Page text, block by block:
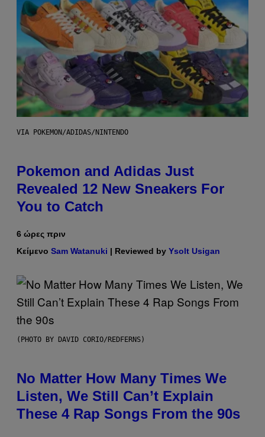
VIA POKEMON/ADIDAS/NINTENDO
Pokemon and Adidas Just
Revealed 12 New Sneakers For
You to Catch
6 ώρες πριν
Κείμενο Sam Watanuki | Reviewed by Ysolt Usigan
(PHOTO BY DAVID CORIO/REDFERNS)
No Matter How Many Times We
Listen, We Still Can’t Explain
These 4 Rap Songs From the 90s